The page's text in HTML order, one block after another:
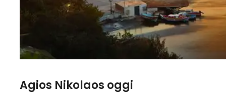
Agios Nikolaos oggi